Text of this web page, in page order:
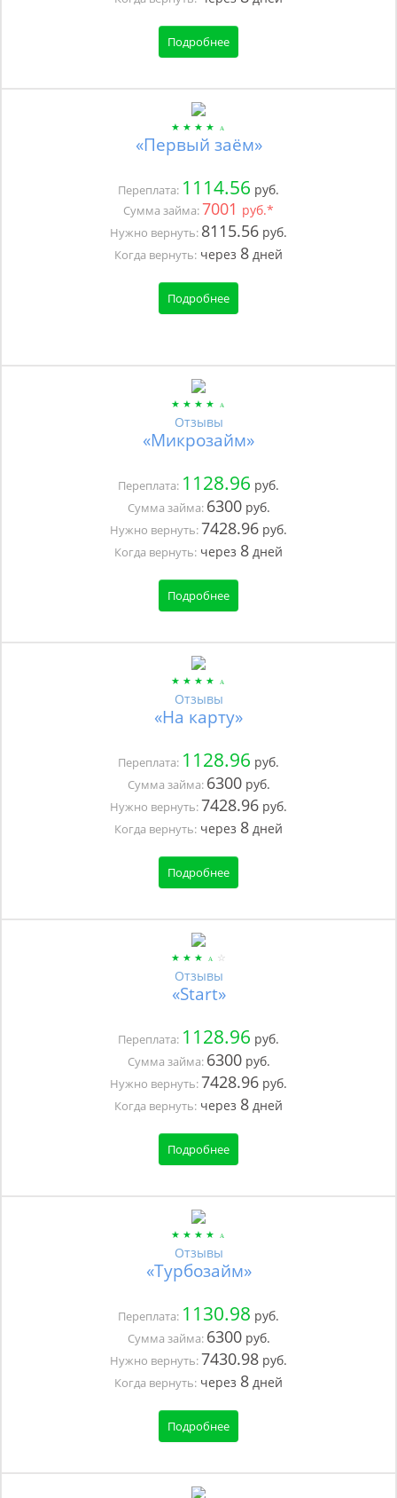
Подробнее
«Первый заём»
Переплата: 1114.56 руб.
Сумма займа:7001 руб.*
Нужно вернуть: 8115.56 руб.
Когда вернуть: через 8 дней
Подробнее
Отзывы
«Микрозайм»
Переплата: 1128.96 руб.
Сумма займа: 6300руб.
Нужно вернуть:7428.96 руб.
Когда вернуть: через 8 дней
Подробнее
Отзывы
«На карту»
Переплата: 1128.96 руб.
Сумма займа: 6300руб.
Нужно вернуть:7428.96 руб.
Когда вернуть: через 8 дней
Подробнее
Отзывы
«Start»
Переплата: 1128.96 руб.
Сумма займа: 6300руб.
Нужно вернуть:7428.96 руб.
Когда вернуть: через 8 дней
Подробнее
Отзывы
«Турбозайм»
Переплата: 1130.98 руб.
Сумма займа: 6300руб.
Нужно вернуть:7430.98 руб.
Когда вернуть: через 8 дней
Подробнее